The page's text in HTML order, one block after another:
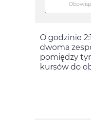
O godzinie
dwoma
pomiędzy
kursów do